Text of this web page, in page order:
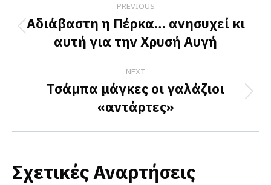
navigation
PREVIOUS
Previous
post:
Αδιάβαστη η Πέρκα… ανησυχεί κι
αυτή για την Χρυσή Αυγή
NEXT
Next
post:
Τσάμπα μάγκες οι γαλάζιοι
«αντάρτες»
Σχετικές Αναρτήσεις